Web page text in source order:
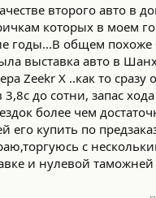
второго авто в
которых в моем
годы...В общем
выставка авто в
Zeekr Х ..как то
до сотни, запас
более чем
купить по
с
и нулевой